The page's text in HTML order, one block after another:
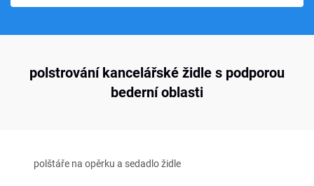
polstrování kancelářské židle s podporou
bederní oblasti
polštáře na opěrku a sedadlo židle